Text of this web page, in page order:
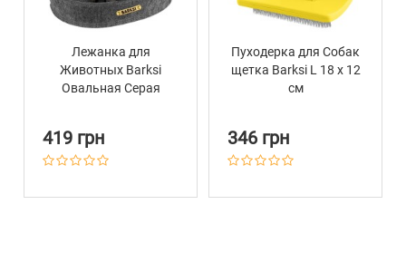
Лежанка для
Животных Barksi
Овальная Серая
419 грн
Пуходерка для Собак
щетка Barksi L 18 х 12
см
346 грн